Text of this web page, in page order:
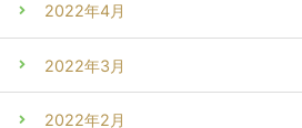
2022年4月
2022年3月
2022年2月